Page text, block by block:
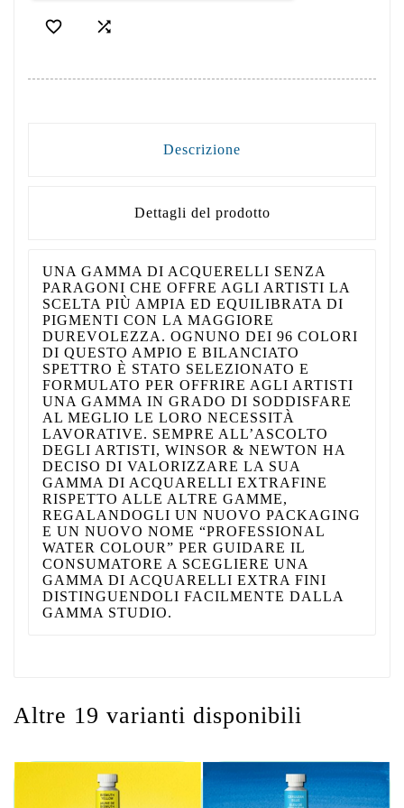
 
Descrizione
Dettagli del prodotto
UNA GAMMA DI ACQUERELLI SENZA
PARAGONI CHE OFFRE AGLI ARTISTI LA
SCELTA PIÙ AMPIA ED EQUILIBRATA DI
PIGMENTI CON LA MAGGIORE
DUREVOLEZZA. OGNUNO DEI 96 COLORI
DI QUESTO AMPIO E BILANCIATO
SPETTRO È STATO SELEZIONATO E
FORMULATO PER OFFRIRE AGLI ARTISTI
UNA GAMMA IN GRADO DI SODDISFARE
AL MEGLIO LE LORO NECESSITÀ
LAVORATIVE. SEMPRE ALL’ASCOLTO
DEGLI ARTISTI, WINSOR & NEWTON HA
DECISO DI VALORIZZARE LA SUA
GAMMA DI ACQUARELLI EXTRAFINE
RISPETTO ALLE ALTRE GAMME,
REGALANDOGLI UN NUOVO PACKAGING
E UN NUOVO NOME “PROFESSIONAL
WATER COLOUR” PER GUIDARE IL
CONSUMATORE A SCEGLIERE UNA
GAMMA DI ACQUARELLI EXTRA FINI
DISTINGUENDOLI FACILMENTE DALLA
GAMMA STUDIO.
Altre 19 varianti disponibili